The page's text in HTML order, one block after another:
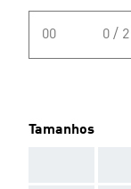
00 0 / 2
Tamanhos